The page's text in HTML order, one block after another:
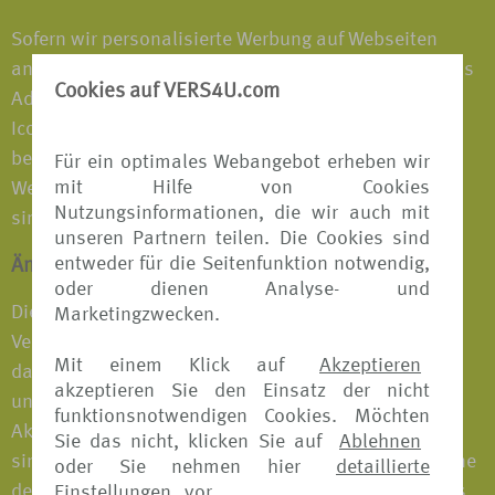
Cookies auf VERS4U.com
Für ein optimales Webangebot erheben wir
mit Hilfe von Cookies
Nutzungsinformationen, die wir auch mit
unseren Partnern teilen. Die Cookies sind
entweder für die Seitenfunktion notwendig,
oder dienen Analyse- und
Marketingzwecken.
Mit einem Klick auf
Akzeptieren
akzeptieren Sie den Einsatz der nicht
funktionsnotwendigen Cookies. Möchten
Sie das nicht, klicken Sie auf
Ablehnen
oder Sie nehmen hier
detaillierte
Sofern wir personalisierte Werbung auf Webseiten
anderer Unternehmen zeigen, wird normalerweise das
AdChoices-Icon angezeigt. Beim Anklicken dieses
Icons wird Ihnen eine spezielle Anleitung darüber
bereitgestellt, wie Sie ihre Einstellungen zu Online-
Werbung kontrollieren können. Mehr Informationen
sind auf der YourAdChoices-Webseite verfügbar.
Änderungen des Cookie-Hinweises
Dieser Cookie-Hinweis ersetzt alle vorherigen
Versionen. Wir dürfen den Hinweis jederzeit ändern,
daher prüfen Sie ihn bitte regelmäßig auf
unserer/unseren Webseite(n) hinsichtlich etwaiger
Aktualisierungen. Falls die Änderungen bedeutsam
sind, stellen wir auf unserer/unseren Webseite(n) eine